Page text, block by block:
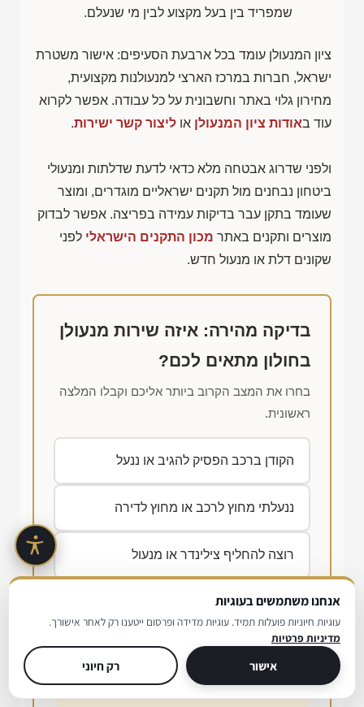
שמפריד בין בעל מקצוע לבין מי שנעלם.
ציון המנעולן עומד בכל ארבעת הסעיפים: אישור משטרת
ישראל, חברות במרכז הארצי למנעולנות מקצועית,
מחירון גלוי באתר וחשבונית על כל עבודה. אפשר לקרוא
עוד באודות ציון המנעולן או ליצור קשר ישירות.
ולפני שדרוג אבטחה מלא כדאי לדעת שדלתות ומנעולי
ביטחון נבחנים מול תקנים ישראליים מוגדרים, ומוצר
שעומד בתקן עבר בדיקות עמידה בפריצה. אפשר לבדוק
מוצרים ותקנים באתר מכון התקנים הישראלי לפני
שקונים דלת או מנעול חדש.
בדיקה מהירה: איזה שירות מנעולן
בחולון מתאים לכם?
בחרו את המצב הקרוב ביותר אליכם וקבלו המלצה
ראשונית.
הקודן ברכב הפסיק להגיב או ננעל
ננעלתי מחוץ לרכב או מחוץ לדירה
רוצה להחליף צילינדר או מנעול
כספת נעולה או מנעול תקוע
בחרו אפשרות למעלה כדי לקבל המלצה
ראשונית.
אנחנו משתמשים בעוגיות
עוגיות חיוניות פועלות תמיד. עוגיות מדידה ופרסום ייטענו רק לאחר אישורך.
מדיניות פרטיות
אישור רק חיוני